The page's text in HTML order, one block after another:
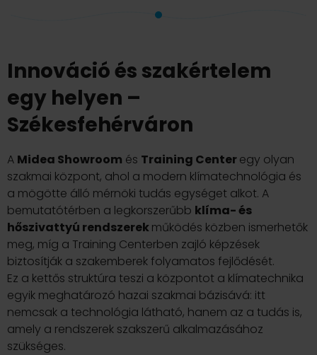
Innováció és szakértelem
egy helyen –
Székesfehérváron
A Midea Showroom és Training Centeregy olyan
szakmai központ, ahol a modern klímatechnológia és
a mögötte álló mérnöki tudás egységet alkot. A
bemutatótérben a legkorszerűbb klíma- és
hőszivattyú rendszerekműködés közben ismerhetők
meg, míg a Training Centerben zajló képzések
biztosítják a szakemberek folyamatos fejlődését.
Ez a kettős struktúra teszi a központot a klímatechnika
egyik meghatározó hazai szakmai bázisává: itt
nemcsak a technológia látható, hanem az a tudás is,
amely a rendszerek szakszerű alkalmazásához
szükséges.